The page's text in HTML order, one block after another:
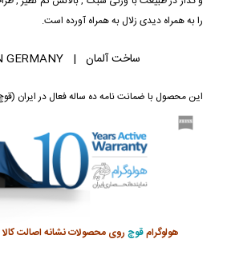
را به همراه دیدی زلال به همراه آورده است.
ساخت آلمان | MADE IN GERMANY
این محصول با ضمانت نامه ده ساله فعال در ایران
هولوگرامقوچ روی محصولات نشانه اصالت